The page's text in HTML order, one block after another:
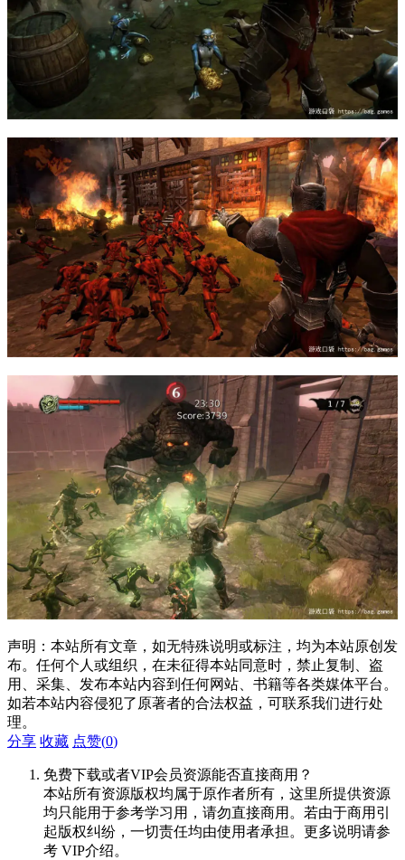
声明：本站所有文章，如无特殊说明或标注，均为本站原创发
布。任何个人或组织，在未征得本站同意时，禁止复制、盗
用、采集、发布本站内容到任何网站、书籍等各类媒体平台。
如若本站内容侵犯了原著者的合法权益，可联系我们进行处
理。
分享 收藏 点赞(0)
免费下载或者VIP会员资源能否直接商用？
本站所有资源版权均属于原作者所有，这里所提供资源
均只能用于参考学习用，请勿直接商用。若由于商用引
起版权纠纷，一切责任均由使用者承担。更多说明请参
考 VIP介绍。